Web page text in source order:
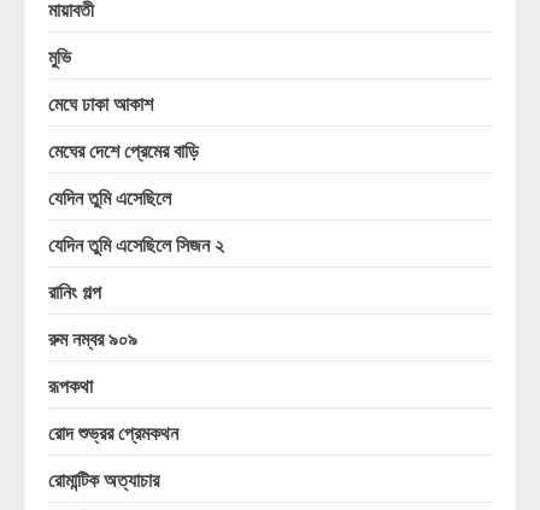
মায়াবতী
মুভি
মেঘে ঢাকা আকাশ
মেঘের দেশে প্রেমের বাড়ি
যেদিন তুমি এসেছিলে
যেদিন তুমি এসেছিলে সিজন ২
রানিং গল্প
রুম নম্বর ৯০৯
রূপকথা
রোদ শুভ্রর প্রেমকথন
রোমান্টিক অত্যাচার